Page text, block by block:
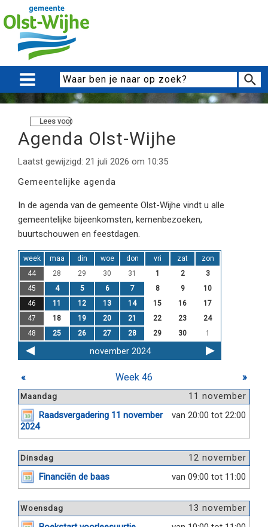
Lees voor
Agenda Olst-Wijhe
Laatst gewijzigd: 21 juli 2026 om 10:35
Gemeentelijke agenda
In de agenda van de gemeente Olst-Wijhe vindt u alle
gemeentelijke bijeenkomsten, kernenbezoeken,
buurtschouwen en feestdagen.
week maa din woe don vri zat
zon
44
28 29 30 31 1 2
3
45
4 5 6 7 8 9
10
46
11 12 13 14 15 16
17
47
18 19 20 21 22 23
24
48
25 26 27 28 29 30 1
november 2024
« Week 46 »
11 november
Maandag
van 20:00 tot 22:00
Raadsvergadering 11 november
2024
12 november
Dinsdag
van 09:00 tot 11:00
Financiën de baas
13 november
Woensdag